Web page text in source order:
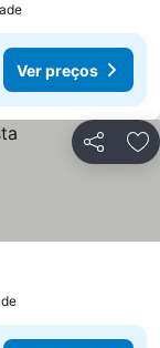
Ver preços
Partilhar